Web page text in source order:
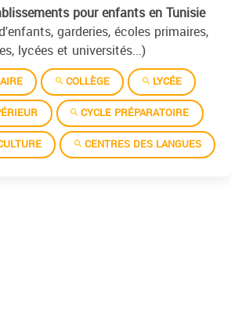
pour enfants en Tunisie
garderies, écoles primaires,
lycées et universités...)
COLLÈGE
LYCÉE
CYCLE PRÉPARATOIRE
CENTRES DES LANGUES